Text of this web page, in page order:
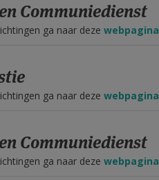
Communiedienst
ga naar dezewebpagina
ga naar dezewebpagina
Communiedienst
ga naar dezewebpagina